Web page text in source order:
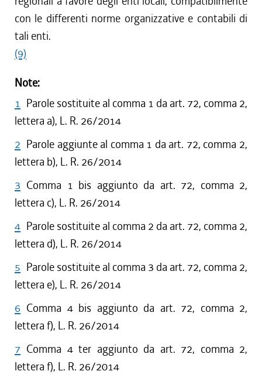
con le differenti norme organizzative e contabili di
tali enti.
(9)
Note:
1 Parole sostituite al comma 1 da art. 72, comma 2,
lettera a), L. R. 26/2014
2 Parole aggiunte al comma 1 da art. 72, comma 2,
lettera b), L. R. 26/2014
3 Comma 1 bis aggiunto da art. 72, comma 2,
lettera c), L. R. 26/2014
4 Parole sostituite al comma 2 da art. 72, comma 2,
lettera d), L. R. 26/2014
5 Parole sostituite al comma 3 da art. 72, comma 2,
lettera e), L. R. 26/2014
6 Comma 4 bis aggiunto da art. 72, comma 2,
lettera f), L. R. 26/2014
7 Comma 4 ter aggiunto da art. 72, comma 2,
lettera f), L. R. 26/2014